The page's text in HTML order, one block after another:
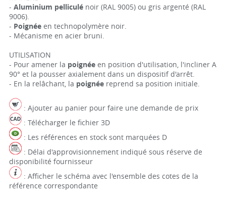
- Aluminium pelliculénoir (RAL 9005) ou gris argenté (RAL
9006).
- Poignéeen technopolymère noir.
- Mécanisme en acier bruni.
UTILISATION
- Pour amener la poignéeen position d'utilisation, l'incliner A
90° et la pousser axialement dans un dispositif d'arrêt.
- En la relâchant, la poignéereprend sa position initiale.
: Ajouter au panier pour faire une demande de prix
: Télécharger le fichier 3D
: Les références en stock sont marquées D
: Délai d'approvisionnement indiqué sous réserve de
disponibilité fournisseur
: Afficher le schéma avec l'ensemble des cotes de la
référence correspondante